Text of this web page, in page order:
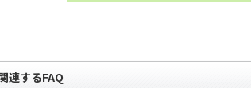
連するFAQ